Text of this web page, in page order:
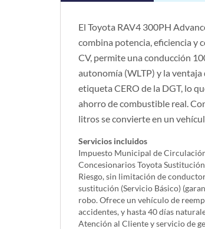
El Toyota RAV4 300PH
combina potencia, eficiencia y
CV, permite una conducción
autonomía (WLTP) y la
etiqueta CERO de la DGT, lo
ahorro de combustible real.
litros se convierte en un
Servicios incluidos
Impuesto Municipal de
Concesionarios Toyota
Riesgo, sin limitación de
sustitución (Servicio Básico)
robo. Ofrece un vehículo de
accidentes, y hasta 40 días
Atención al Cliente y servicio de